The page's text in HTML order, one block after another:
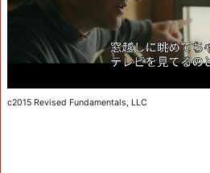
c2015 Revised Fundamentals, LLC